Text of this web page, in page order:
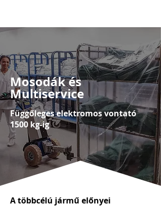
Mosodák és
Multiservice
Függőleges elektromos vontató
1500 kg-ig
A többcélú jármű előnyei